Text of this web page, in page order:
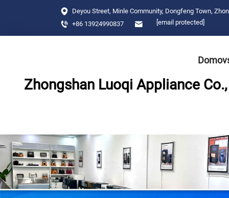
Deyou Street, Minle Community, Dongfeng Town,
+86 13924990837
[email protected]
Zhongshan Luoqi Appliance